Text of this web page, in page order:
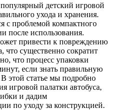
детский игровой
ухода и хранения.
с проблемой компактного
после использования.
привести к повреждению
что существенно сократит
что процесс упаковки
если знать правильную
этой статье мы подробно
игровой палатки автобуса,
и дадим
по уходу за конструкцией.